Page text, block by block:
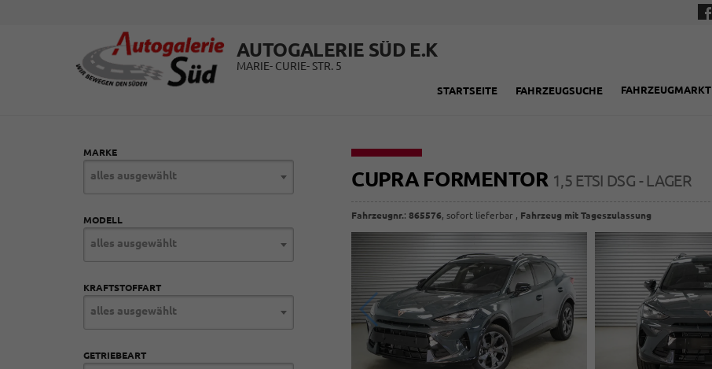
AUTOGALERIE SÜD E.K
MARIE- CURIE- STR. 5
STARTSEITE FAHRZEUGSUCHE FAHRZEUGMARKT
CUPRA FORMENTOR 1,5 ETSI DSG - LAGER
Fahrzeugnr.:865576,sofort lieferbar , Fahrzeug mit Tageszulassung
MARKE
alles ausgewählt
MODELL
alles ausgewählt
KRAFTSTOFFART
alles ausgewählt
GETRIEBEART